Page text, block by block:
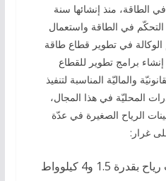
الطاقة، منذ إنشائها سنة
التحكّم في الطاقة واستعمال
في تطوير قطاع طاقة
برامج تطوير للقطاع
والماليّة المناسبة لتنفيذ
المحليّة في هذا المجال،
الرياح الصغيرة في عدّة
غرار:
1982: تركيب توربينات رياح بقدرة 1.5 و4 كيلوواط